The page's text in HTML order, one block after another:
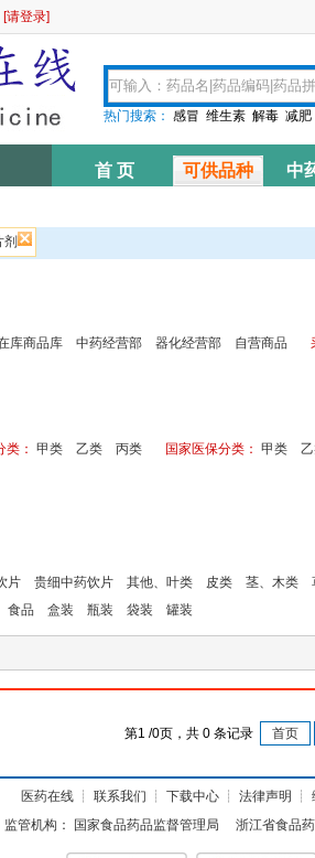
[请登录]
热门搜索：感冒 维生素 解毒 减肥
首 页 可供品种
中
剂
库商品库 中药经营部 器化经营部 自营商品
： 甲类 乙类 丙类 国家医保分类： 甲类
片 贵细中药饮片 其他、叶类 皮类 茎、木类
食品 盒装 瓶装 袋装 罐装
第1 /0页，共 0条记录 首页
医药在线┊ 联系我们 ┊ 下载中心┊ 法律声明 ┊
监管机构：
国家食品药品监督管理局 浙江省食品